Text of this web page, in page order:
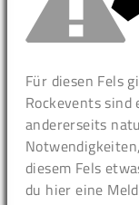
Für diesen Fels
Rockevents
andererseits
diesem Fels
du hier eine